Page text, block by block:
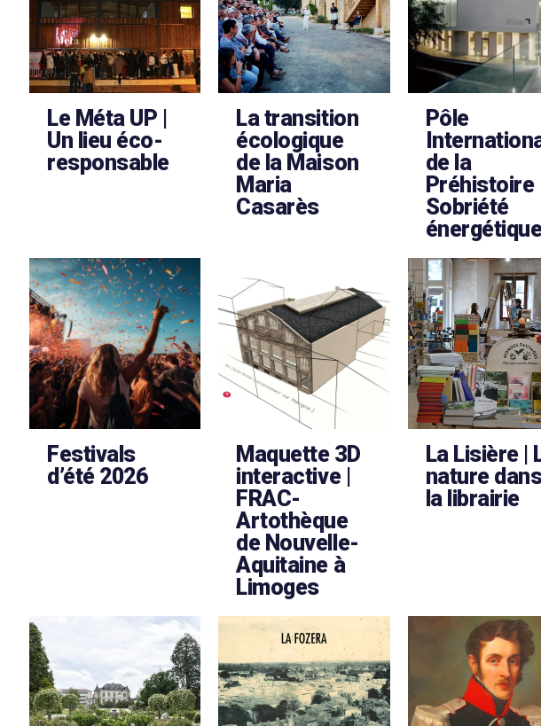
Le Méta UP |
Un lieu éco-
responsable
La transition
écologique
de la Maison
Maria
Casarès
Pôle
de la
Préhistoire
Sobriété
Festivals
d’été 2026
Maquette 3D
interactive |
FRAC-
Artothèque
de Nouvelle-
Aquitaine à
Limoges
La Lisière |
nature
la librairie